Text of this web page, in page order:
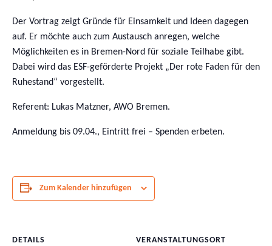
Der Vortrag zeigt Gründe für Einsamkeit und Ideen dagegen
auf. Er möchte auch zum Austausch anregen, welche
Möglichkeiten es in Bremen-Nord für soziale Teilhabe gibt.
Dabei wird das ESF-geförderte Projekt „Der rote Faden für den
Ruhestand“ vorgestellt.
Referent: Lukas Matzner, AWO Bremen.
Anmeldung bis 09.04., Eintritt frei – Spenden erbeten.
Zum Kalender hinzufügen
DETAILS VERANSTALTUNGSORT